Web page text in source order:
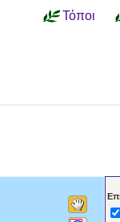
Τόποι